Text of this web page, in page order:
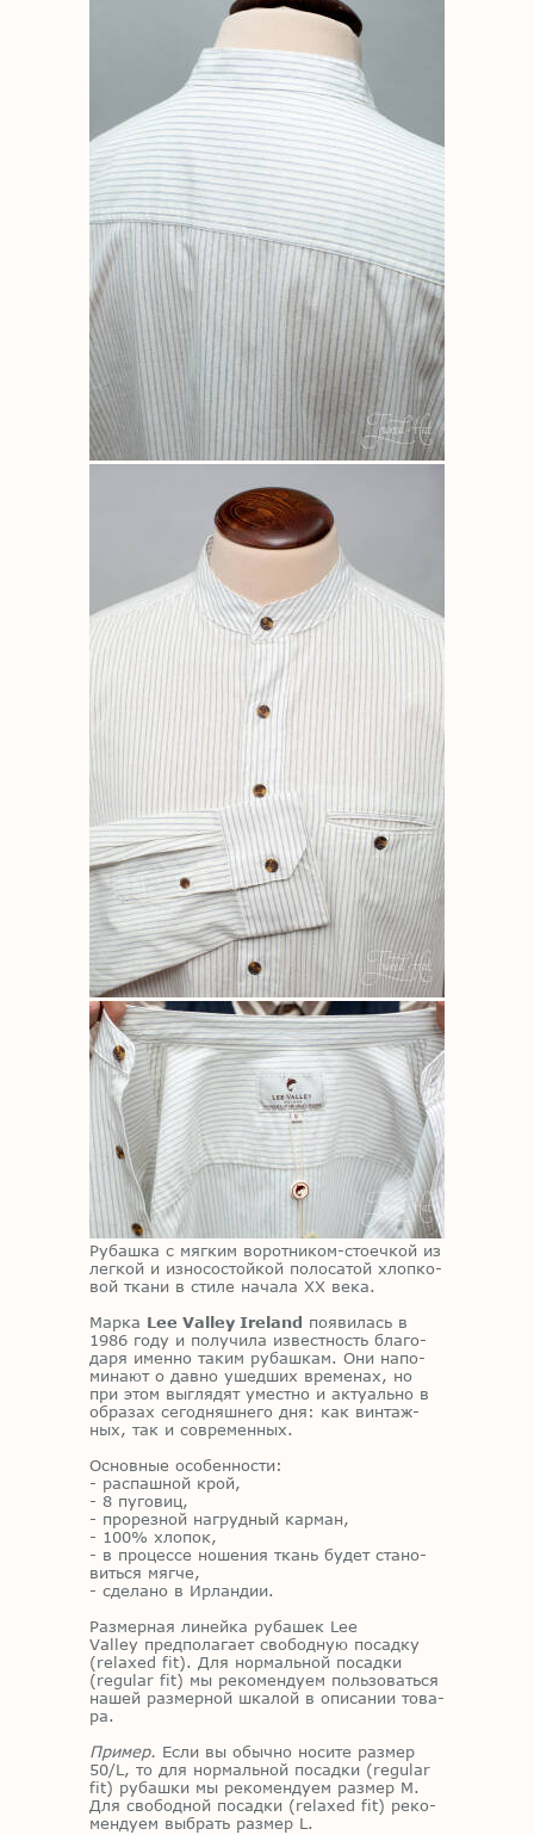
Ру­баш­ка с мяг­ким во­рот­ни­ком-сто­еч­кой из
лег­кой и из­но­со­стой­кой по­ло­са­той хлоп­ко­
вой тка­ни в сти­ле на­ча­ла XX века.
Мар­ка Lee Valley Ireland по­яви­лась в
1986 году и по­лу­чи­ла из­вест­ность бла­го­
да­ря имен­но та­ким ру­баш­кам. Они на­по­
ми­на­ют о дав­но ушед­ших вре­ме­нах, но
при этом вы­гля­дят умест­но и ак­ту­аль­но в
об­ра­зах се­го­дняш­не­го дня: как вин­таж­
ных, так и со­вре­мен­ных.
Ос­нов­ные осо­бен­но­сти:
- рас­паш­ной крой,
- 8 пу­го­виц,
- про­рез­ной на­груд­ный кар­ман,
- 100% хло­пок,
- в про­цес­се но­ше­ния ткань бу­дет ста­но­
вить­ся мяг­че,
- сде­ла­но в Ир­лан­дии.
Раз­мер­ная ли­ней­ка ру­ба­шек Lee
Valley пред­по­ла­га­ет сво­бод­ную по­сад­ку
(relaxed fit). Для нор­маль­ной по­сад­ки
(regular fit) мы ре­ко­мен­ду­ем поль­зо­вать­ся
на­шей раз­мер­ной шка­лой в опи­са­нии то­ва­
ра.
Пример. Если вы обыч­но но­си­те раз­мер
50/​L, то для нор­маль­ной по­сад­ки (regular
fit) ру­баш­ки мы ре­ко­мен­ду­ем раз­мер M.
Для сво­бод­ной по­сад­ки (relaxed fit) ре­ко­
мен­ду­ем вы­брать раз­мер L.